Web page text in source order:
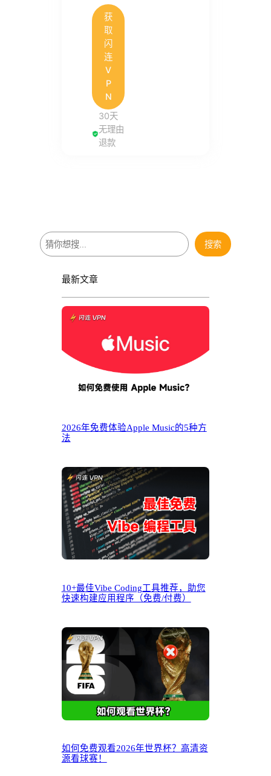
获
取
闪
连
V
P
N
30天
无理由
退款
搜
索
搜索
最新文章
2026年免费体验Apple Music的5种方
法
10+最佳Vibe Coding工具推荐，助您
快速构建应用程序（免费/付费）
如何免费观看2026年世界杯？高清资
源看球赛！